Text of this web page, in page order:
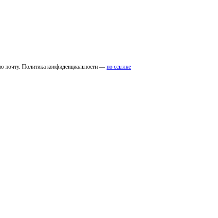
почту. Политика конфиденциальности — по ссылке